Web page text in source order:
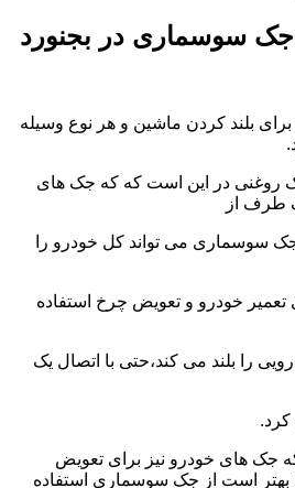
سوسماری در بجنورد
بلند کردن ماشین و هر نوع وسیله
در این است که که جک های
طرف از
سوسماری می تواند کل خودرو را
خودرو و تعویض چرخ استفاده
را بلند می کند،حتی با اتصال یک
کرد.
جک های خودرو نیز برای تعویض
بهتر است از جک سوسماری استفاده